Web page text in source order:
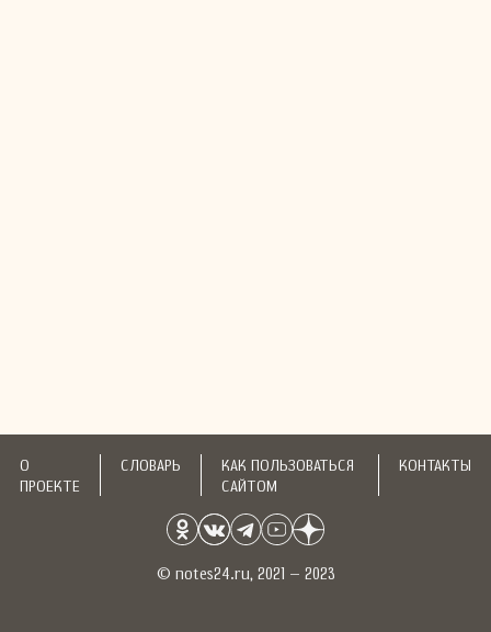
О
ПРОЕКТЕ
СЛОВАРЬ
КАК ПОЛЬЗОВАТЬСЯ
САЙТОМ
КОНТАКТЫ
© notes24.ru, 2021 – 2023